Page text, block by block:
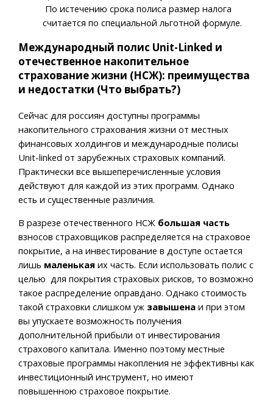
По истечению срока полиса размер налога
считается по специальной льготной формуле.
Международный полис Unit-Linked и
отечественное накопительное
страхование жизни (НСЖ): преимущества
и недостатки (Что выбрать?)
Сейчас для россиян доступны программы
накопительного страхования жизни от местных
финансовых холдингов и международные полисы
Unit-linked от зарубежных страховых компаний.
Практически все вышеперечисленные условия
действуют для каждой из этих программ. Однако
есть и существенные различия.
В разрезе отечественного НСЖ большая часть
взносов страховщиков распределяется на страховое
покрытие, а на инвестирование в доступе остается
лишь маленькая их часть. Если использовать полис с
целью для покрытия страховых рисков, то возможно
такое распределение оправдано. Однако стоимость
такой страховки слишком уж завышена и при этом
вы упускаете возможность получения
дополнительной прибыли от инвестирования
страхового капитала. Именно поэтому местные
страховые программы накопления не эффективны как
инвестиционный инструмент, но имеют
повышенною страховое покрытие.